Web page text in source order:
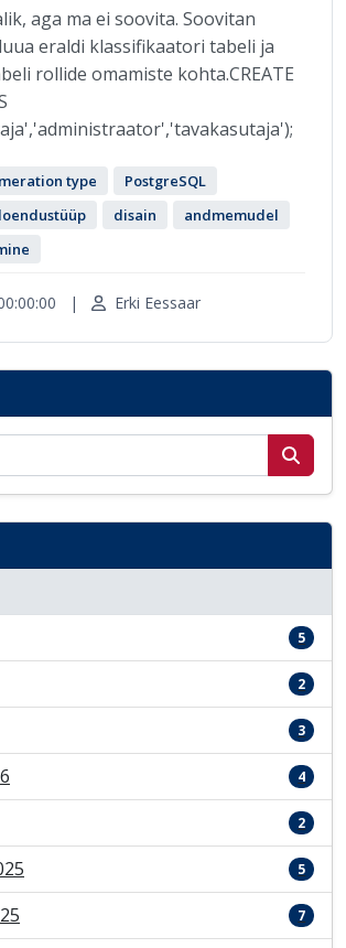
aga ma ei soovita. Soovitan
eraldi klassifikaatori tabeli ja
rollide omamiste kohta.CREATE
type
PostgreSQL
loendustüüp disain
andmemudel
| Erki Eessaar
5
2
3
4
2
5
7